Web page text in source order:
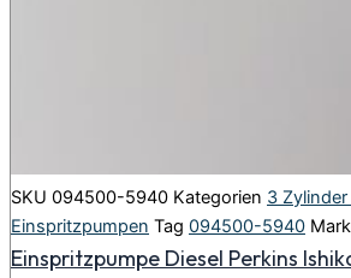
SKU 094500-5940 Kategorien 3
Einspritzpumpen Tag 094500-5940
Einspritzpumpe Diesel Perkins